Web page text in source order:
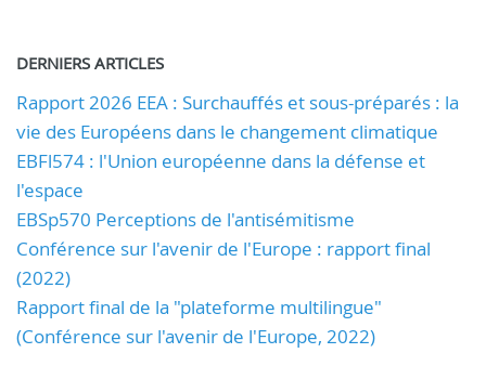
DERNIERS ARTICLES
Rapport 2026 EEA : Surchauffés et sous-préparés : la
vie des Européens dans le changement climatique
EBFl574 : l'Union européenne dans la défense et
l'espace
EBSp570 Perceptions de l'antisémitisme
Conférence sur l'avenir de l'Europe : rapport final
(2022)
Rapport final de la "plateforme multilingue"
(Conférence sur l'avenir de l'Europe, 2022)